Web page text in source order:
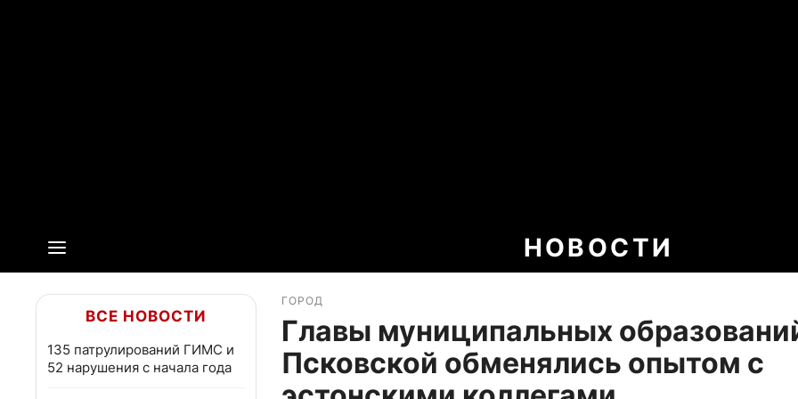
НОВОСТИ
ВСЕ НОВОСТИ
135 патрулирований ГИМС и
52 нарушения с начала года
ГОРОД
Главы муниципальных
Псковской обменялись опытом с